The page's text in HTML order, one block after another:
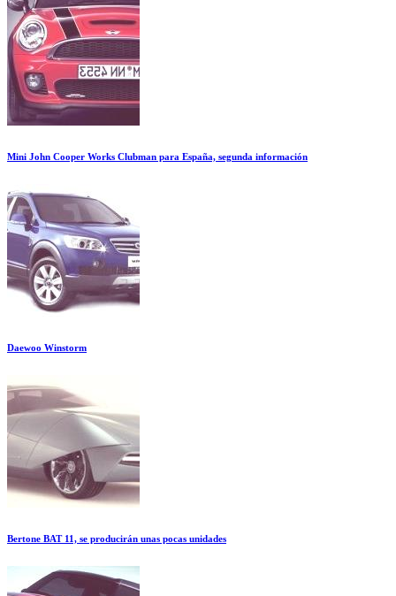
Mini John Cooper Works Clubman para España, segunda información
Daewoo Winstorm
Bertone BAT 11, se producirán unas pocas unidades